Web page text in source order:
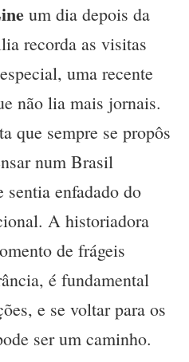
um dia depois da
recorda as visitas
uma recente
não lia mais jornais.
que sempre se propôs
num Brasil
sentia enfadado do
A historiadora
de frágeis
é fundamental
e se voltar para os
ser um caminho.